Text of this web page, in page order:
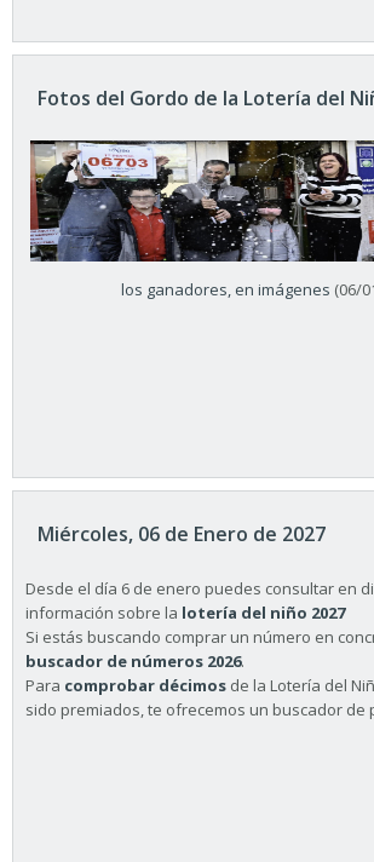
Fotos del Gordo de la Lotería del
los ganadores, en imágenes (06/
Miércoles, 06 de Enero de 2027
Desde el día 6 de enero puedes consultar en
información sobre la lotería del niño 2027
Si estás buscando comprar un número en
buscador de números 2026.
Para comprobar décimos de la Lotería del
sido premiados, te ofrecemos un buscador de